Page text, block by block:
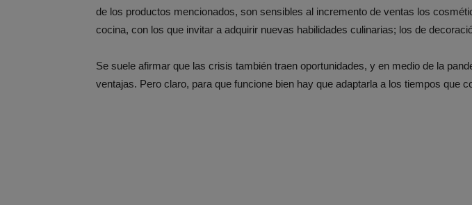
de los productos mencionados, son sensibles al incremento de ventas los
cocina, con los que invitar a adquirir nuevas habilidades culinarias; los de
Se suele afirmar que las crisis también traen oportunidades, y en medio de la
ventajas. Pero claro, para que funcione bien hay que adaptarla a los tiempos que